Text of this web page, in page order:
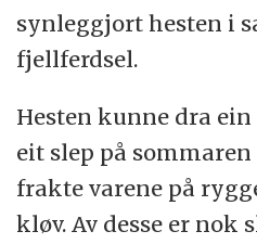
synleggjort hesten i
fjellferdsel.
Hesten kunne dra
eit slep på
frakte varene på
kløv. Av desse er nok